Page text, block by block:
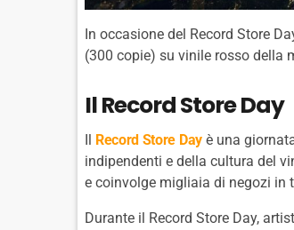
In occasione del Record Store
(300 copie) su vinile rosso della
Il Record Store Day
Il Record Store Dayè una
indipendenti e della cultura del
e coinvolge migliaia di negozi in
Durante il Record Store Day,